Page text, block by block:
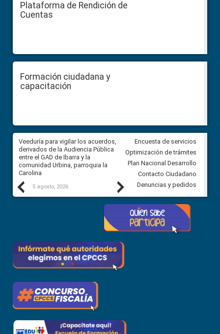
Plataforma de Rendición de
Cuentas
Formación ciudadana y
capacitación
Previous
Veeduría para vigilar los acuerdos,
derivados de la Audiencia Pública
entre el GAD de Ibarra y la
comunidad Urbina, parroquia la
Carolina
5 agosto, 2026
CPCCS convoca a Veeduría
Ciudadana para vigilar el
5 agosto, 2026
Next
Encuesta de servicios
Optimización de trámites
Plan Nacional Desarrollo
Contacto Ciudadano
Denuncias y pedidos